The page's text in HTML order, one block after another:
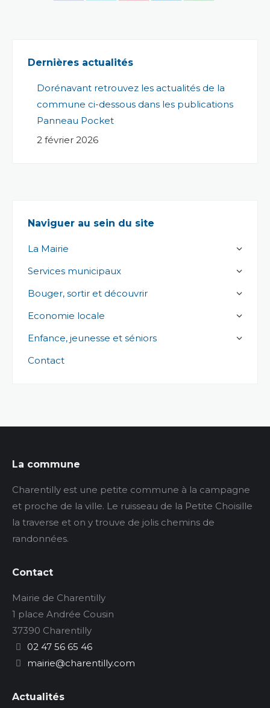
Dernières actualités
Dorénavant retrouvez les actualités de la
commune ci-dessous dans les publications
Panneau Pocket
2 février 2026
Naviguer au sein du site
La Mairie
Services municipaux
Bouger, sortir et découvrir
Economie locale
Enfance, jeunesse et séniors
Contact
La commune
Charentilly est une petite commune à la campagne
et proche de la ville. Le ruisseau de la Petite Choisille
la traverse et on y trouve de jolis chemins de
randonnées.
Contact
Mairie de Charentilly
1 place Andrée Cousin
37390 Charentilly
02 47 56 65 46
mairie@charentilly.com
Actualités